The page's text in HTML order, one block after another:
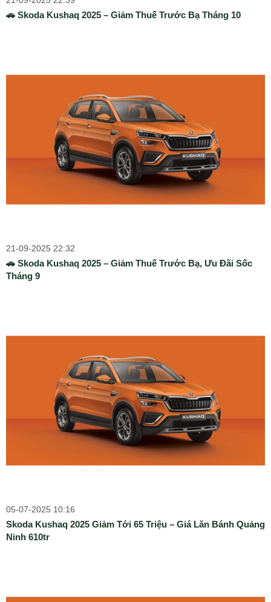
🚗 Skoda Kushaq 2025 – Giảm Thuế Trước Bạ Tháng 10
21-09-2025 22:32
🚗 Skoda Kushaq 2025 – Giảm Thuế Trước Bạ, Ưu Đãi Sốc
Tháng 9
05-07-2025 10:16
Skoda Kushaq 2025 Giảm Tới 65 Triệu – Giá Lăn Bánh Quảng
Ninh 610tr